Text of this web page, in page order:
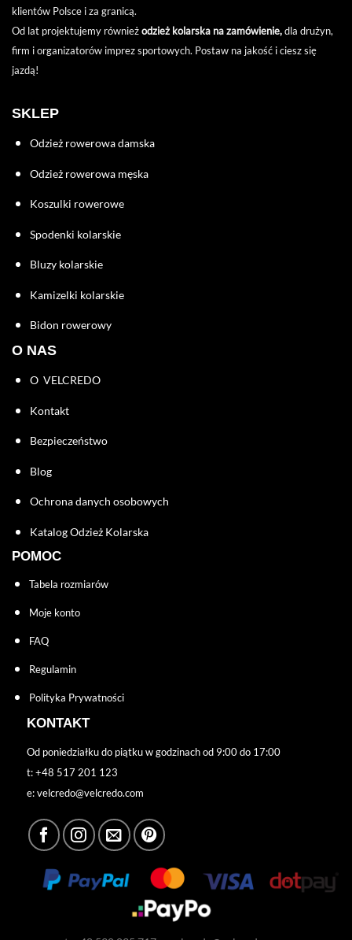
klientów Polsce i za granicą.
Od lat projektujemy równieżodzież kolarska na zamówienie,dla drużyn,
firm i organizatorów imprez sportowych. Postaw na jakość i ciesz się
jazdą!
SKLEP
Odzież rowerowa damska
Odzież rowerowa męska
Koszulki rowerowe
Spodenki kolarskie
Bluzy kolarskie
Kamizelki kolarskie
Bidon rowerowy
O NAS
O VELCREDO
Kontakt
Bezpieczeństwo
Blog
Ochrona danych osobowych
Katalog Odzież Kolarska
POMOC
Tabela rozmiarów
Moje konto
FAQ
Regulamin
Polityka Prywatności
KONTAKT
Od poniedziałku do piątku w godzinach od 9:00 do 17:00
t: +48 517 201 123
e: velcredo@velcredo.com